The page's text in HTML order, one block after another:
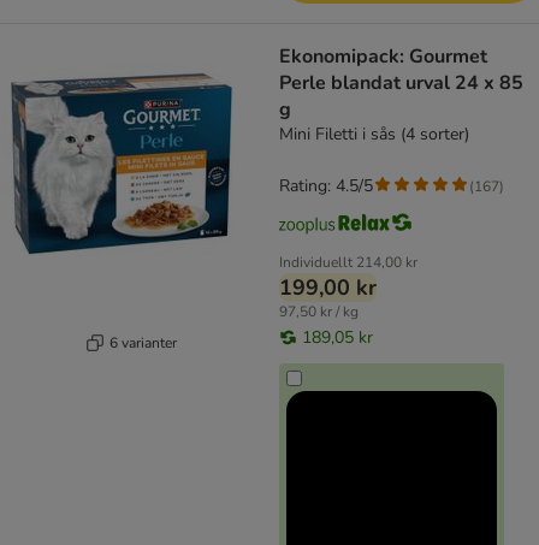
6 varianter
Ekonomipack: Gourmet
Perle blandat urval 24 x 85
g
Mini Filetti i sås (4 sorter)
Individuellt 214,00 kr
199,00 kr
97,50 kr / kg
189,05 kr
Rating: 4.5/5 (167)